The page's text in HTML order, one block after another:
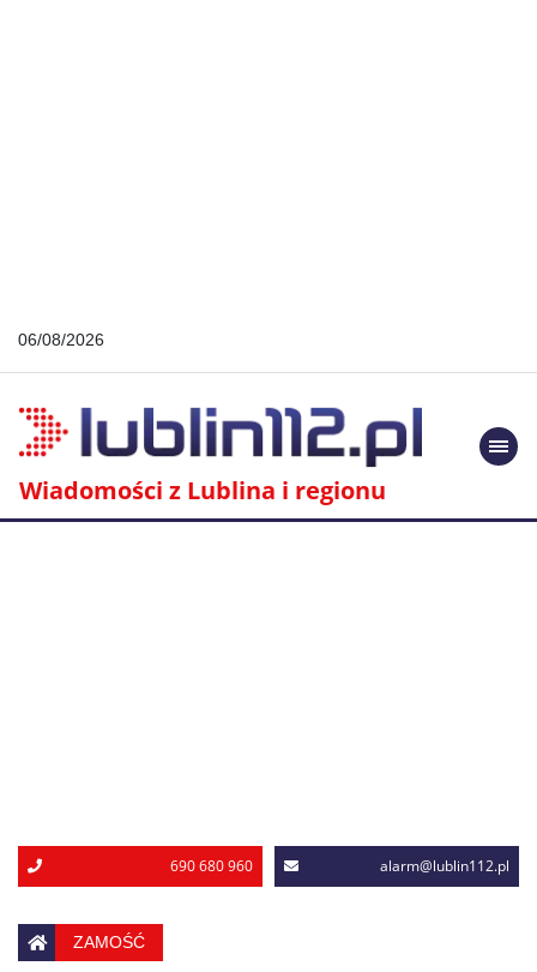
06/08/2026
Wiadomości z Lublina i regionu
690 680 960 alarm@lublin112.pl
ZAMOŚĆ